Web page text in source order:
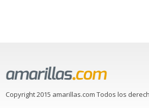
Copyright 2015 amarillas.com Todos los